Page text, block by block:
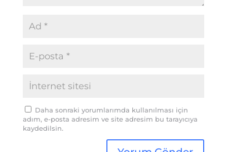
Daha sonraki yorumlarımda kullanılması için
adım, e-posta adresim ve site adresim bu tarayıcıya
kaydedilsin.